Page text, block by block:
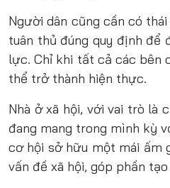
Người dân cũng cần có
tuân thủ đúng quy định để
lực. Chỉ khi tất cả các bên
thể trở thành hiện thực.
Nhà ở xã hội, với vai trò là
đang mang trong mình kỳ
cơ hội sở hữu một mái ấm
vấn đề xã hội, góp phần